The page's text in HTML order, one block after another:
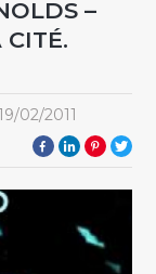
–
CITÉ.
02/2011